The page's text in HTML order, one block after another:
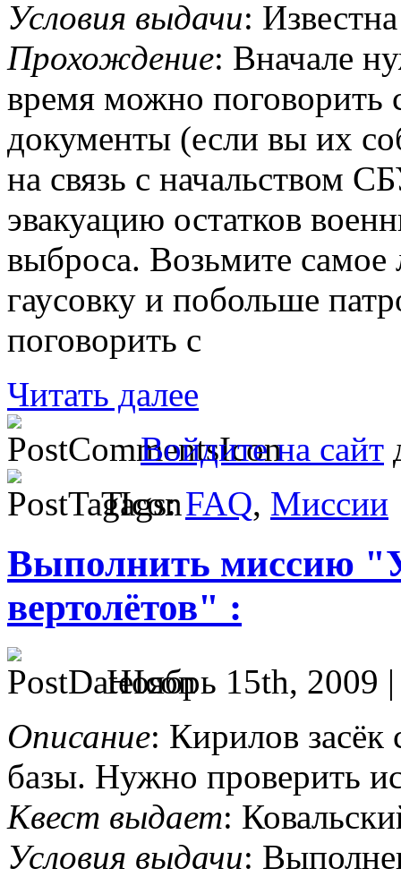
Условия выдачи:
Прохождение: Вначале
время можно поговорить
документы (если вы их
на связь с начальством
эвакуацию остатков
выброса. Возьмите
гаусовку и побольше
поговорить с
Читать далее
Войдите на сайт
Tags:FAQ, Миссии
Выполнить миссию
вертолётов" :
Ноябрь 15th, 2009
Описание: Кирилов засёк
базы. Нужно проверить
Квест выдает:
Условия выдачи: